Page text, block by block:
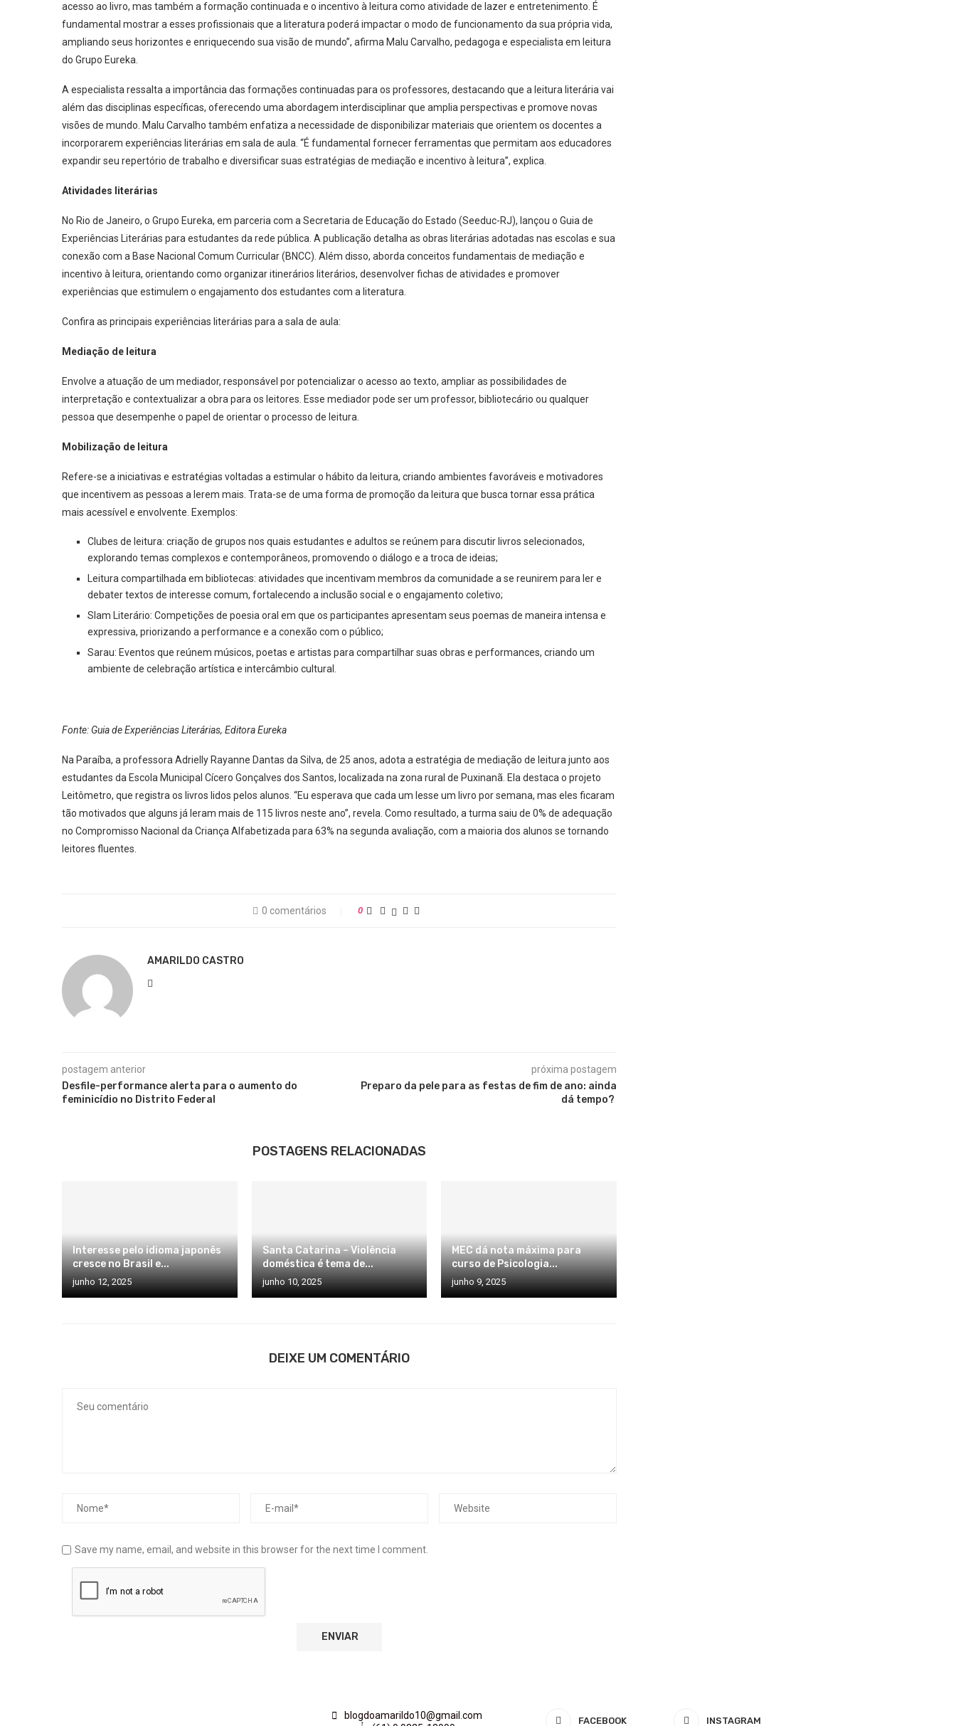
acesso ao livro, mas também a formação continuada e o incentivo à leitura como atividade de lazer e entretenimento. É
fundamental mostrar a esses profissionais que a literatura poderá impactar o modo de funcionamento da sua própria vida,
ampliando seus horizontes e enriquecendo sua visão de mundo”, afirma Malu Carvalho, pedagoga e especialista em leitura
do Grupo Eureka.
A especialista ressalta a importância das formações continuadas para os professores, destacando que a leitura literária vai
além das disciplinas específicas, oferecendo uma abordagem interdisciplinar que amplia perspectivas e promove novas
visões de mundo. Malu Carvalho também enfatiza a necessidade de disponibilizar materiais que orientem os docentes a
incorporarem experiências literárias em sala de aula. “É fundamental fornecer ferramentas que permitam aos educadores
expandir seu repertório de trabalho e diversificar suas estratégias de mediação e incentivo à leitura”, explica.
Atividades literárias
No Rio de Janeiro, o Grupo Eureka, em parceria com a Secretaria de Educação do Estado (Seeduc-RJ), lançou o Guia de
Experiências Literárias para estudantes da rede pública. A publicação detalha as obras literárias adotadas nas escolas e sua
conexão com a Base Nacional Comum Curricular (BNCC). Além disso, aborda conceitos fundamentais de mediação e
incentivo à leitura, orientando como organizar itinerários literários, desenvolver fichas de atividades e promover
experiências que estimulem o engajamento dos estudantes com a literatura.
Confira as principais experiências literárias para a sala de aula:
Mediação de leitura
Envolve a atuação de um mediador, responsável por potencializar o acesso ao texto, ampliar as possibilidades de
interpretação e contextualizar a obra para os leitores. Esse mediador pode ser um professor, bibliotecário ou qualquer
pessoa que desempenhe o papel de orientar o processo de leitura.
Mobilização de leitura
Refere-se a iniciativas e estratégias voltadas a estimular o hábito da leitura, criando ambientes favoráveis e motivadores
que incentivem as pessoas a lerem mais. Trata-se de uma forma de promoção da leitura que busca tornar essa prática
mais acessível e envolvente. Exemplos:
Clubes de leitura: criação de grupos nos quais estudantes e adultos se reúnem para discutir livros selecionados,
explorando temas complexos e contemporâneos, promovendo o diálogo e a troca de ideias;
Leitura compartilhada em bibliotecas: atividades que incentivam membros da comunidade a se reunirem para ler e
debater textos de interesse comum, fortalecendo a inclusão social e o engajamento coletivo;
Slam Literário: Competições de poesia oral em que os participantes apresentam seus poemas de maneira intensa e
expressiva, priorizando a performance e a conexão com o público;
Sarau: Eventos que reúnem músicos, poetas e artistas para compartilhar suas obras e performances, criando um
ambiente de celebração artística e intercâmbio cultural.
Fonte: Guia de Experiências Literárias, Editora Eureka
Na Paraíba, a professora Adrielly Rayanne Dantas da Silva, de 25 anos, adota a estratégia de mediação de leitura junto aos
estudantes da Escola Municipal Cícero Gonçalves dos Santos, localizada na zona rural de Puxinanã. Ela destaca o projeto
Leitômetro, que registra os livros lidos pelos alunos. “Eu esperava que cada um lesse um livro por semana, mas eles ficaram
tão motivados que alguns já leram mais de 115 livros neste ano”, revela. Como resultado, a turma saiu de 0% de adequação
no Compromisso Nacional da Criança Alfabetizada para 63% na segunda avaliação, com a maioria dos alunos se tornando
leitores fluentes.
0 comentários 0
AMARILDO CASTRO
postagem anterior
Desfile-performance alerta para o aumento do
feminicídio no Distrito Federal
próxima postagem
Preparo da pele para as festas de fim de ano: ainda
dá tempo?
POSTAGENS RELACIONADAS
Interesse pelo idioma japonês
cresce no Brasil e...
junho 12, 2025
Santa Catarina – Violência
doméstica é tema de...
junho 10, 2025
MEC dá nota máxima para
curso de Psicologia...
junho 9, 2025
DEIXE UM COMENTÁRIO
Save my name, email, and website in this browser for the next time I comment.
blogdoamarildo10@gmail.com
FACEBOOK INSTAGRAM